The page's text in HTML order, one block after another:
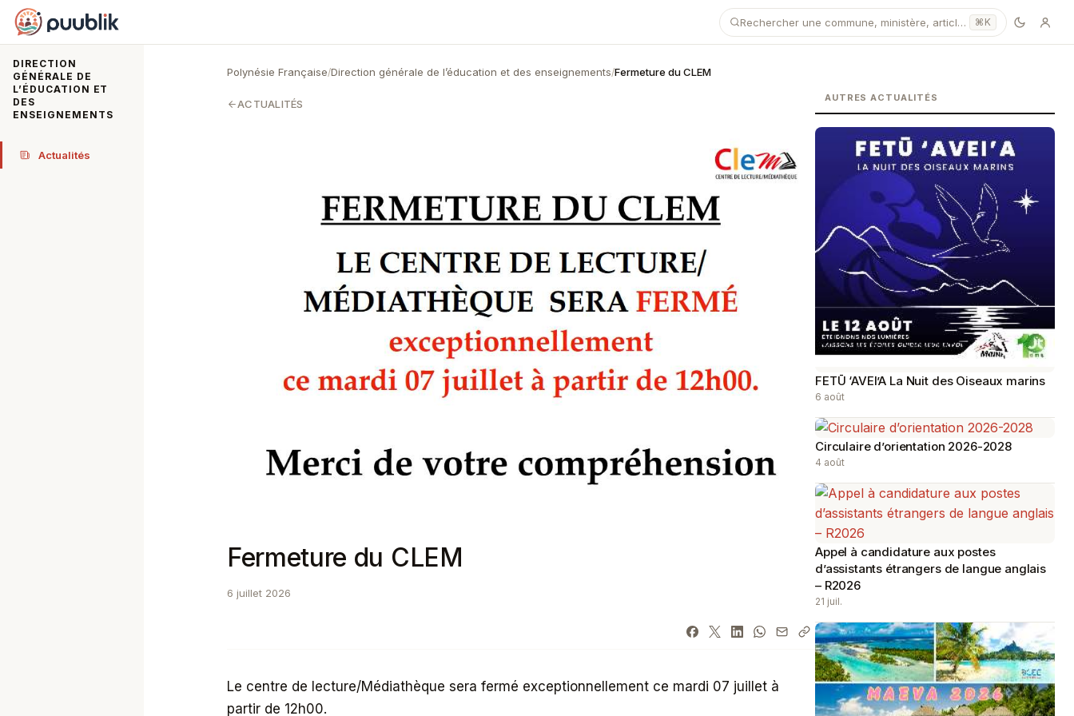
Puublik
Rechercher une commune, ministère, article… ⌘K
DIRECTION
GÉNÉRALE DE
L’ÉDUCATION ET
DES
ENSEIGNEMENTS
Actualités
Polynésie Française/Direction générale de l’éducation et des enseignements/Fermeture du CLEM
ACTUALITÉS
Fermeture du CLEM
6 juillet 2026
Le centre de lecture/Médiathèque sera fermé exceptionnellement ce mardi 07 juillet à
partir de 12h00.
AUTRES ACTUALITÉS
FETŪ ‘AVEI’A La Nuit des Oiseaux marins
6 août
Circulaire d’orientation 2026-2028
4 août
Appel à candidature aux postes
d’assistants étrangers de langue anglais
– R2026
21 juil.